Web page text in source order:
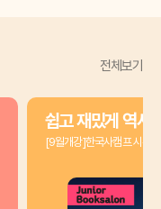
전체보기
쉽고 재밌게 역사
[9월개강]한국사캠프 시즌